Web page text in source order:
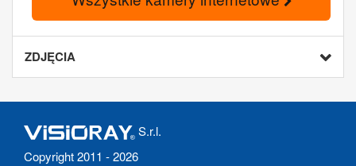
ZDJĘCIA
S.r.l.
Copyright 2011 - 2026